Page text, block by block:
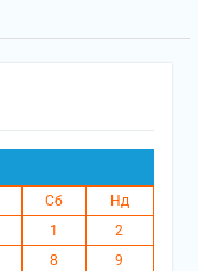
Сб
Нд
1
2
8
9